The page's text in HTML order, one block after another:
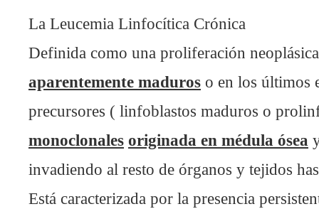
La Leucemia Linfocítica Crónica
Definida como una proliferación
aparentemente maduros o en los últimos
precursores ( linfoblastos maduros o
monoclonales originada en médula ósea
invadiendo al resto de órganos y tejidos
Está caracterizada por la presencia